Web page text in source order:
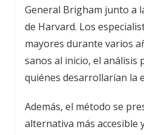
General Brigham junto a
de Harvard. Los
mayores durante varios
sanos al inicio, el análisis
quiénes desarrollarían la
Además, el método se
alternativa más accesible